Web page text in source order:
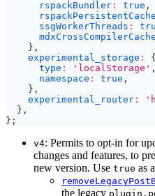
rspackBundler : true ,
rspackPersistentCache
ssgWorkerThreads :
mdxCrossCompilerCache
} ,
experimental_storage :
{
type : 'localStorage' ,
namespace : true ,
} ,
experimental_router :
} ,
} ;
v4: Permits to opt-in for
changes and features, to
new version. Use true as
the legacy